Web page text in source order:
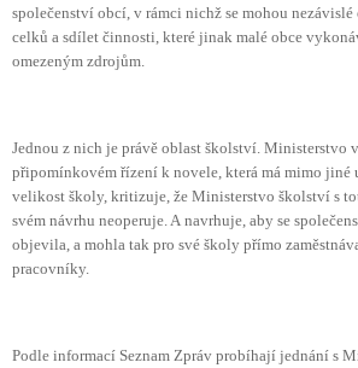
společenství obcí, v rámci nichž se mohou
celků a sdílet činnosti, které jinak malé obce
omezeným zdrojům.
Jednou z nich je právě oblast školství. Ministerstvo
připomínkovém řízení k novele, která má mimo
velikost školy, kritizuje, že Ministerstvo školství s
svém návrhu neoperuje. A navrhuje, aby se
objevila, a mohla tak pro své školy přímo
pracovníky.
Podle informací Seznam Zpráv probíhají jednání s